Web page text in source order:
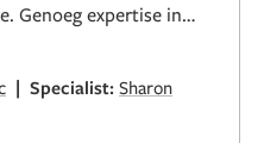
Genoeg expertise in
| Specialist: Sharon